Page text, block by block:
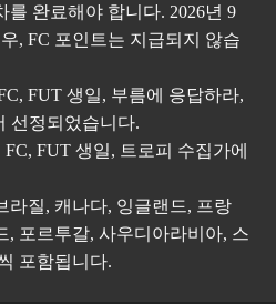
를 완료해야 합니다. 2026년 9
, FC 포인트는 지급되지 않습
FUT 생일, 부름에 응답하라,
선정되었습니다.
FUT 생일, 트로피 수집가에
라질, 캐나다, 잉글랜드, 프랑
, 포르투갈, 사우디아라비아, 스
포함됩니다.